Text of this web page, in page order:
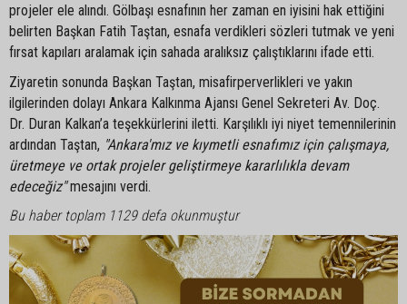
projeler ele alındı. Gölbaşı esnafının her zaman en iyisini hak ettiğini
belirten Başkan Fatih Taştan, esnafa verdikleri sözleri tutmak ve yeni
fırsat kapıları aralamak için sahada aralıksız çalıştıklarını ifade etti.
Ziyaretin sonunda Başkan Taştan, misafirperverlikleri ve yakın
ilgilerinden dolayı Ankara Kalkınma Ajansı Genel Sekreteri Av. Doç.
Dr. Duran Kalkan’a teşekkürlerini iletti. Karşılıklı iyi niyet temennilerinin
ardından Taştan, "Ankara'mız ve kıymetli esnafımız için çalışmaya,
üretmeye ve ortak projeler geliştirmeye kararlılıkla devam
edeceğiz"mesajını verdi.
Bu haber toplam 1129 defa okunmuştur